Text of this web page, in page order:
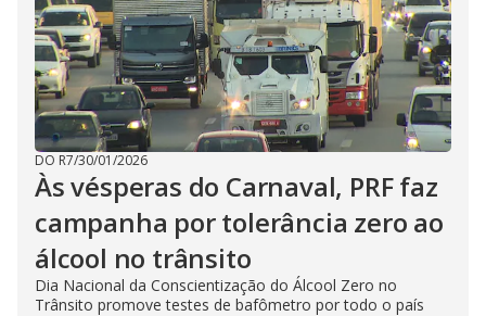
DO R7/30/01/2026
Às vésperas do Carnaval, PRF faz
campanha por tolerância zero ao
álcool no trânsito
Dia Nacional da Conscientização do Álcool Zero no
Trânsito promove testes de bafômetro por todo o país